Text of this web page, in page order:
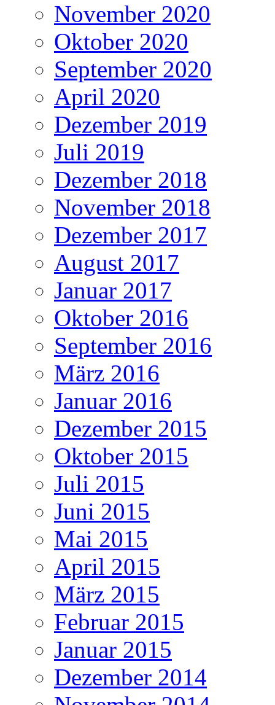
November 2020
Oktober 2020
September 2020
April 2020
Dezember 2019
Juli 2019
Dezember 2018
November 2018
Dezember 2017
August 2017
Januar 2017
Oktober 2016
September 2016
März 2016
Januar 2016
Dezember 2015
Oktober 2015
Juli 2015
Juni 2015
Mai 2015
April 2015
März 2015
Februar 2015
Januar 2015
Dezember 2014